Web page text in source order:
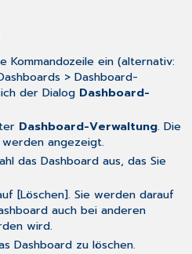
Kommandozeile ein (alternativ:
> Dashboard-
der Dialog Dashboard-
Dashboard-Verwaltung. Die
angezeigt.
das Dashboard aus, das Sie
[Löschen]. Sie werden darauf
auch bei anderen
wird.
Dashboard zu löschen.